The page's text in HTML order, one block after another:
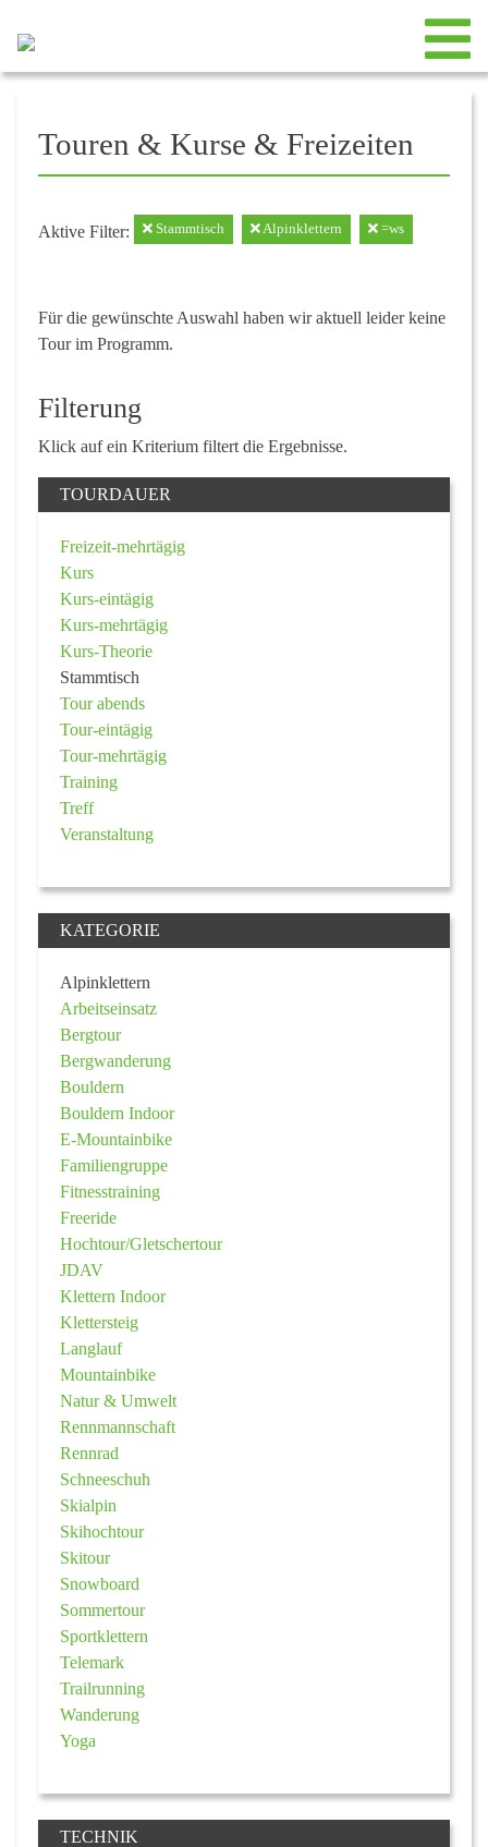
Touren & Kurse & Freizeiten
Aktive Filter: Stammtisch Alpinklettern =ws
Für die gewünschte Auswahl haben wir aktuell leider keine
Tour im Programm.
Filterung
Klick auf ein Kriterium filtert die Ergebnisse.
TOURDAUER
Freizeit-mehrtägig
Kurs
Kurs-eintägig
Kurs-mehrtägig
Kurs-Theorie
Stammtisch
Tour abends
Tour-eintägig
Tour-mehrtägig
Training
Treff
Veranstaltung
KATEGORIE
Alpinklettern
Arbeitseinsatz
Bergtour
Bergwanderung
Bouldern
Bouldern Indoor
E-Mountainbike
Familiengruppe
Fitnesstraining
Freeride
Hochtour/Gletschertour
JDAV
Klettern Indoor
Klettersteig
Langlauf
Mountainbike
Natur & Umwelt
Rennmannschaft
Rennrad
Schneeschuh
Skialpin
Skihochtour
Skitour
Snowboard
Sommertour
Sportklettern
Telemark
Trailrunning
Wanderung
Yoga
TECHNIK